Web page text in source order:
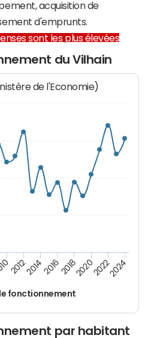
acquisition de
d'emprunts.
sont les plus élevées
du Vilhain
de l'Economie)
fonctionnement
2012201420162018202020222024
par habitant